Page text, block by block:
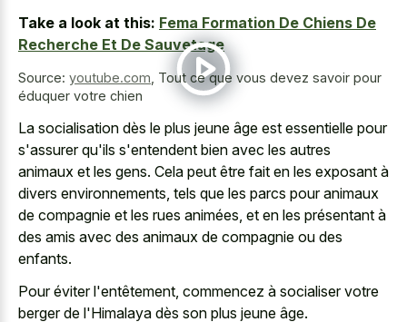
Take a look at this: Fema Formation De Chiens De
Recherche Et De Sauvetage
Source: youtube.com Tout ce que vous devez savoir pour
éduquer votre chien
La socialisation dès le plus jeune âge est essentielle pour
s'assurer qu'ils s'entendent bien avec les autres
animaux et les gens. Cela peut être fait en les exposant à
divers environnements, tels que les parcs pour animaux
de compagnie et les rues animées, et en les présentant à
des amis avec des animaux de compagnie ou des
enfants.
Pour éviter l'entêtement, commencez à socialiser votre
berger de l'Himalaya dès son plus jeune âge.